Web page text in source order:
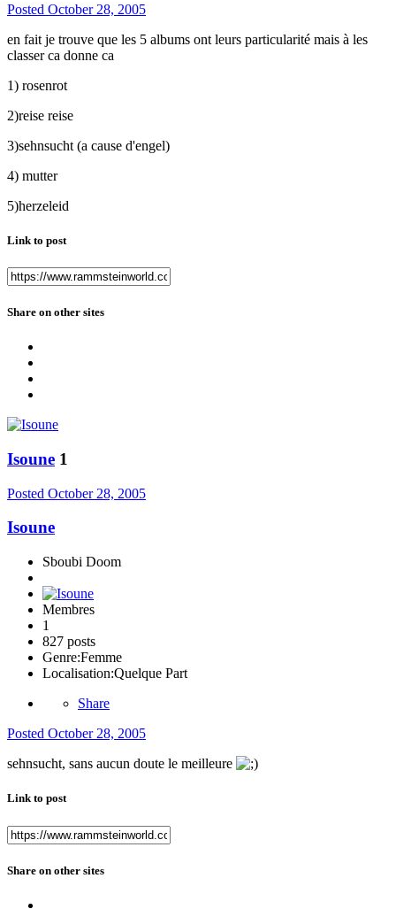
Posted October 28, 2005
en fait je trouve que les 5 albums ont leurs particularité mais à les
classer ca donne ca
1) rosenrot
2)reise reise
3)sehnsucht (a cause d'engel)
4) mutter
5)herzeleid
Link to post
Share on other sites
Isoune 1
Posted October 28, 2005
Isoune
Sboubi Doom
Membres
1
827 posts
Genre:Femme
Localisation:Quelque Part
Share
Posted October 28, 2005
sehnsucht, sans aucun doute le meilleure
Link to post
Share on other sites